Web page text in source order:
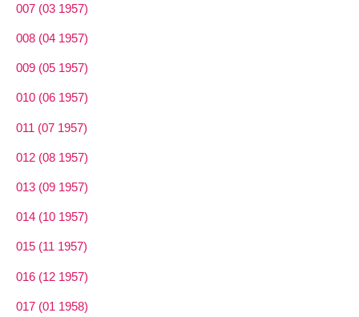
007 (03 1957)
008 (04 1957)
009 (05 1957)
010 (06 1957)
011 (07 1957)
012 (08 1957)
013 (09 1957)
014 (10 1957)
015 (11 1957)
016 (12 1957)
017 (01 1958)